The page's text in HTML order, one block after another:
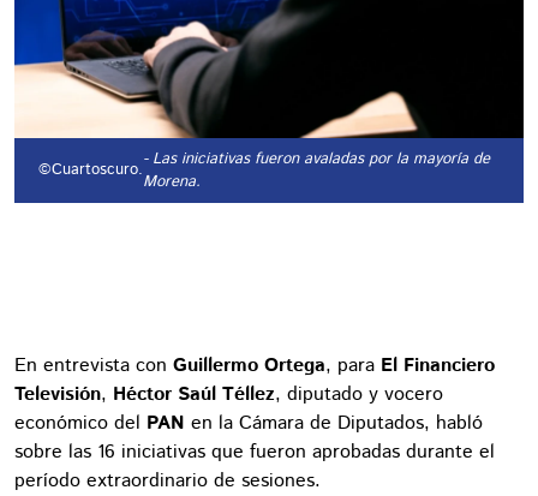
©Cuartoscuro.- Las iniciativas fueron avaladas por la mayoría de
Morena.
En entrevista con Guillermo Ortega, para El Financiero
Televisión, Héctor Saúl Téllez, diputado y vocero
económico del PAN en la Cámara de Diputados, habló
sobre las 16 iniciativas que fueron aprobadas durante el
período extraordinario de sesiones.